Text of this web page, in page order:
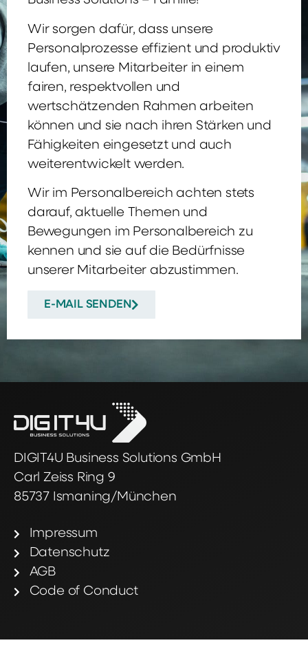
Wir sorgen dafür, dass unsere
Personalprozesse effizient und produktiv
laufen, unsere Mitarbeiter in einem
fairen, respektvollen und
wertschätzenden Rahmen arbeiten
können und sie nach ihren Stärken und
Fähigkeiten eingesetzt und auch
weiterentwickelt werden.
Wir im Personalbereich achten stets
darauf, aktuelle Themen und
Bewegungen im Personalbereich zu
kennen und sie auf die Bedürfnisse
unserer Mitarbeiter abzustimmen.
E-MAIL SENDEN
DIGIT4U Business Solutions GmbH
Carl Zeiss Ring 9
85737 Ismaning/München
Impressum
Datenschutz
AGB
Code of Conduct